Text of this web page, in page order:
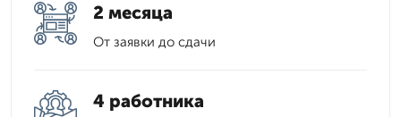
2 месяца
От заявки до сдачи
4 работника